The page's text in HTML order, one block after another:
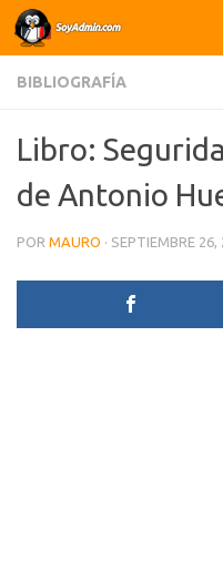
Saltar al contenido
BIBLIOGRAFÍA
Libro:
de Antonio
POR MAURO · SEPTIEMBRE 26,